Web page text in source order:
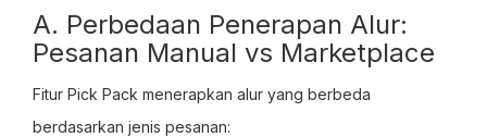
A. Perbedaan Penerapan Alur:
Pesanan Manual vs Marketplace
Fitur Pick Pack menerapkan alur yang berbeda
berdasarkan jenis pesanan: